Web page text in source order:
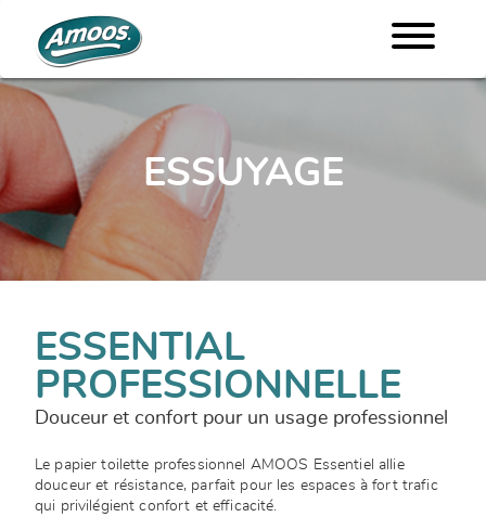
ESSUYAGE
ESSENTIAL
PROFESSIONNELLE
Douceur et confort pour un usage professionnel
Le papier toilette professionnel AMOOS Essentiel allie
douceur et résistance, parfait pour les espaces à fort trafic
qui privilégient confort et efficacité.